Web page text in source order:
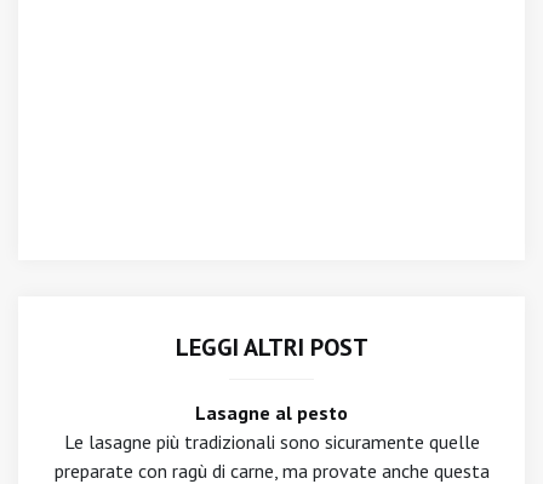
LEGGI ALTRI POST
Lasagne al pesto
Le lasagne più tradizionali sono sicuramente quelle
preparate con ragù di carne, ma provate anche questa